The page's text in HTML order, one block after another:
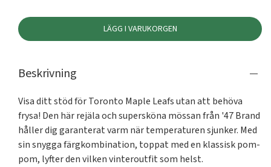
LÄGG I VARUKORGEN
Beskrivning
Visa ditt stöd för Toronto Maple Leafs utan att behöva
frysa! Den här rejäla och supersköna mössan från '47 Brand
håller dig garanterat varm när temperaturen sjunker. Med
sin snygga färgkombination, toppat med en klassisk pom-
pom, lyfter den vilken vinteroutfit som helst.